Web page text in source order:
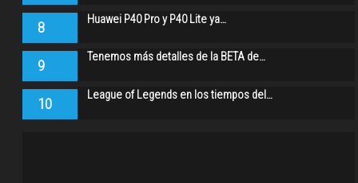
8 Huawei P40 Pro y P40 Lite ya…
9 Tenemos más detalles de la BETA de…
10 League of Legends en los tiempos del…